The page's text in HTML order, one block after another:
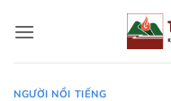
qua
NGƯỜI NỔI TIẾNG